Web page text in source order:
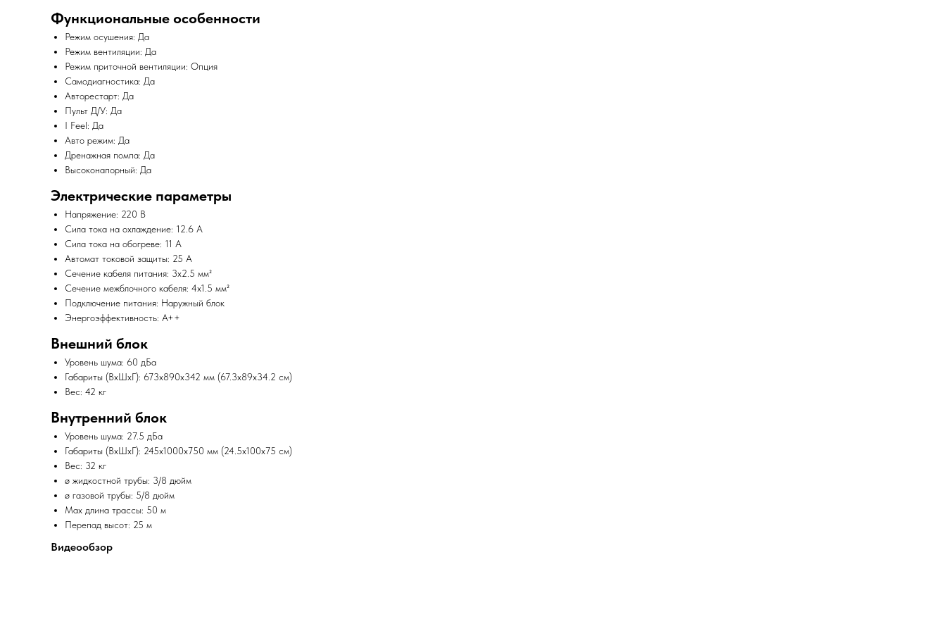
Функциональные особенности
Режим осушения: Да
Режим вентиляции: Да
Режим приточной вентиляции: Опция
Самодиагностика: Да
Авторестарт: Да
Пульт Д/У: Да
I Feel: Да
Авто режим: Да
Дренажная помпа: Да
Высоконапорный: Да
Электрические параметры
Напряжение: 220 В
Сила тока на охлаждение: 12.6 А
Сила тока на обогреве: 11 А
Автомат токовой защиты: 25 А
Сечение кабеля питания: 3x2.5 мм²
Сечение межблочного кабеля: 4x1.5 мм²
Подключение питания: Наружный блок
Энергоэффективность: A++
Внешний блок
Уровень шума: 60 дБа
Габариты (ВxШxГ): 673x890x342 мм (67.3x89x34.2 см)
Вес: 42 кг
Внутренний блок
Уровень шума: 27.5 дБа
Габариты (ВxШxГ): 245x1000x750 мм (24.5x100x75 см)
Вес: 32 кг
ø жидкостной трубы: 3/8 дюйм
ø газовой трубы: 5/8 дюйм
Max длина трассы: 50 м
Перепад высот: 25 м
Видеообзор